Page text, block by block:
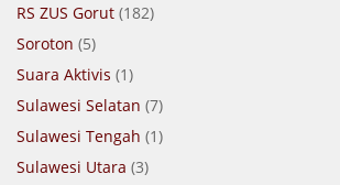
RS ZUS Gorut (182)
Soroton (5)
Suara Aktivis (1)
Sulawesi Selatan (7)
Sulawesi Tengah (1)
Sulawesi Utara (3)